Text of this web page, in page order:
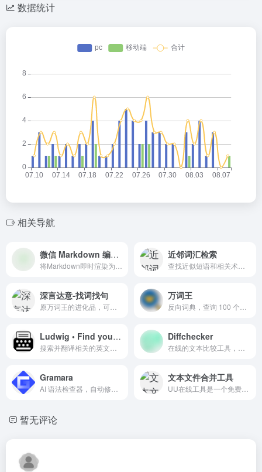
数据统计
相关导航
微信 Markdown 编辑器 近邻词汇检索
深言达意-找词找句 万词王
Ludwig • Find your English sentence Diffchecker
Gramara 文本文件合并工具
暂无评论